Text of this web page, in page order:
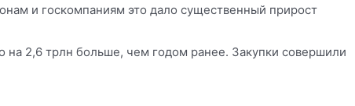
и госкомпаниям это дало существенный прирост
на 2,6 трлн больше, чем годом ранее. Закупки совершили